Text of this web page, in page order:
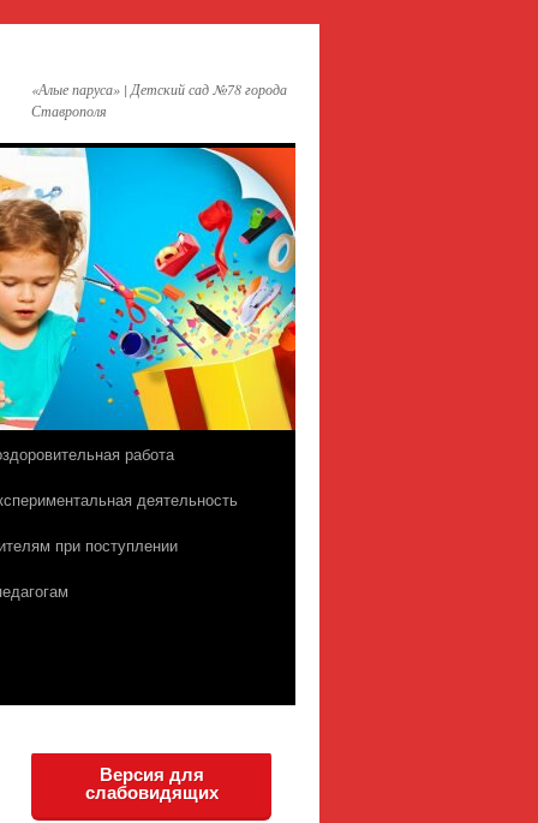
«Алые паруса» | Детский сад №78 города
Ставрополя
работа
деятельность
при поступлении
Версия для
слабовидящих